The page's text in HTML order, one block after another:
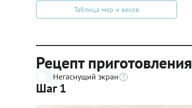
Таблица мер и весов
Рецепт приготовления
Негаснущий экран
Шаг 1